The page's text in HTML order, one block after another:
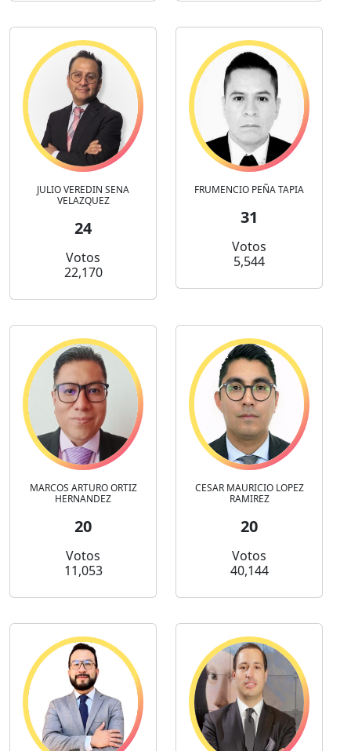
JULIO VEREDIN SENA
VELAZQUEZ
24
Votos
22,170
FRUMENCIO PEÑA TAPIA
31
Votos
5,544
MARCOS ARTURO ORTIZ
HERNANDEZ
20
Votos
11,053
CESAR MAURICIO LOPEZ
RAMIREZ
20
Votos
40,144